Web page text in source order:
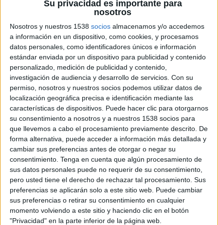
Su privacidad es importante para
nosotros
Nosotros y nuestros 1538 socios almacenamos y/o accedemos
a información en un dispositivo, como cookies, y procesamos
datos personales, como identificadores únicos e información
estándar enviada por un dispositivo para publicidad y contenido
personalizado, medición de publicidad y contenido,
investigación de audiencia y desarrollo de servicios. Con su
permiso, nosotros y nuestros socios podemos utilizar datos de
localización geográfica precisa e identificación mediante las
características de dispositivos. Puede hacer clic para otorgarnos
su consentimiento a nosotros y a nuestros 1538 socios para
que llevemos a cabo el procesamiento previamente descrito. De
forma alternativa, puede acceder a información más detallada y
cambiar sus preferencias antes de otorgar o negar su
consentimiento. Tenga en cuenta que algún procesamiento de
sus datos personales puede no requerir de su consentimiento,
pero usted tiene el derecho de rechazar tal procesamiento. Sus
preferencias se aplicarán solo a este sitio web. Puede cambiar
sus preferencias o retirar su consentimiento en cualquier
momento volviendo a este sitio y haciendo clic en el botón
"Privacidad" en la parte inferior de la página web.
Anunciante: Palladium Hotel Group
Producto: The Unexpected Hotels
Sector: Hotelería
Contacto cliente: Ana Muga, Ester Vila, Rafa
Moreno
Agencia: Accenture Song
Head of creative business: Marta Piñol
Equipo de cuentas: Gemma Vaz, Nuria Quintana
Estrategia: Luis Morano, Nuria Quintana
Dirección creativa ejecutiva: Santi García